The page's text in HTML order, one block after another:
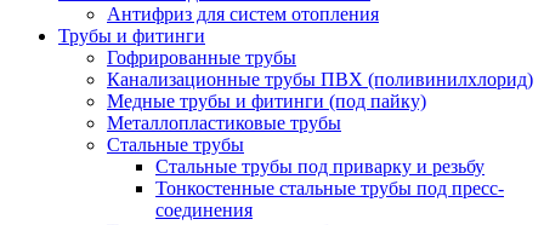
Антифриз для систем отопления
Трубы и фитинги
Гофрированные трубы
Канализационные трубы ПВХ (поливинилхлорид)
Медные трубы и фитинги (под пайку)
Металлопластиковые трубы
Стальные трубы
Стальные трубы под приварку и резьбу
Тонкостенные стальные трубы под пресс-
соединения